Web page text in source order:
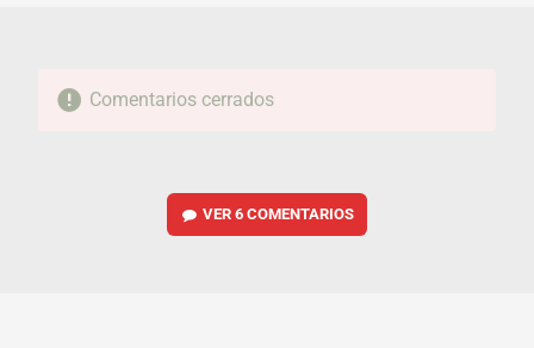
Comentarios cerrados
VER6 COMENTARIOS